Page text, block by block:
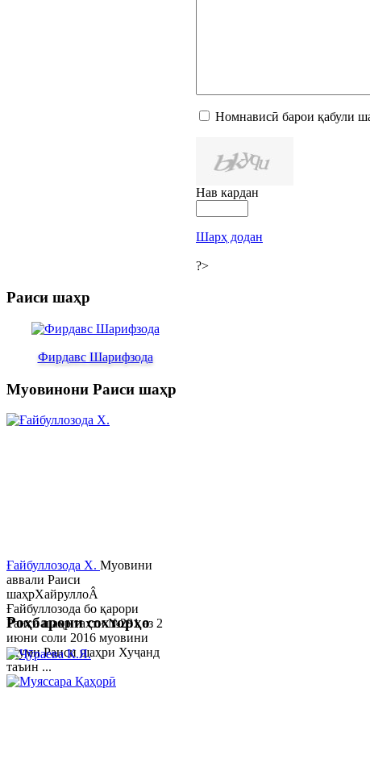
Номнависӣ барои қабули
Нав кардан
Шарҳ додан
?>
Раиси шаҳр
Фирдавс Шарифзода
Муовинони Раиси шаҳр
Ғайбуллозода Х. Муовини
аввали Раиси
шаҳрХайруллоÂ
Ғайбуллозода бо қарори
Раиси шаҳр таҳти №281 аз 2
июни соли 2016 муовини
якуми Раиси шаҳри Хуҷанд
таъин ...
Роҳбарони сохторҳо